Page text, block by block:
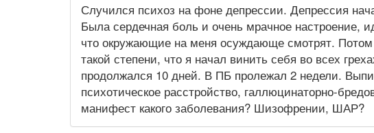
Случился психоз на фоне депрессии. Депрессия
Была сердечная боль и очень мрачное настроение,
что окружающие на меня осуждающе смотрят.
такой степени, что я начал винить себя во всех
продолжался 10 дней. В ПБ пролежал 2 недели.
психотическое расстройство, галлюцинаторно-
манифест какого заболевания? Шизофрении, ШАР?